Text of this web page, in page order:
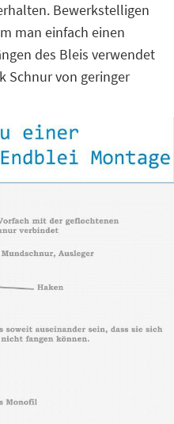
Bewerkstelligen
man einfach einen
des Bleis verwendet
Schnur von geringer